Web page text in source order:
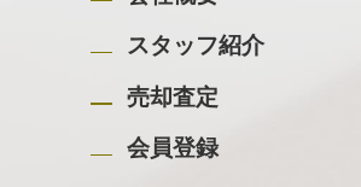
スタッフ紹介
売却査定
会員登録